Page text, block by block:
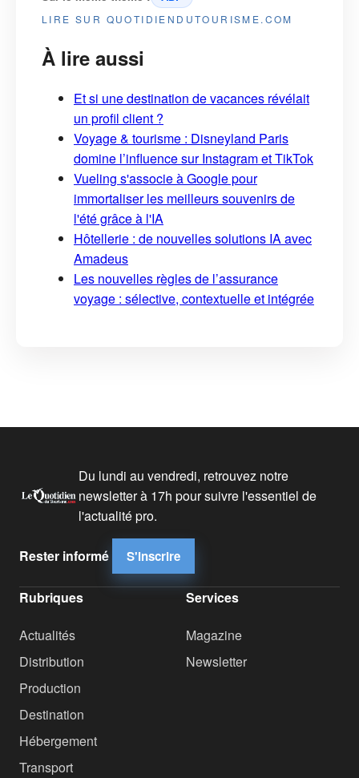
LIRE SUR QUOTIDIENDUTOURISME.COM
À lire aussi
Et si une destination de vacances révélait
un profil client ?
Voyage & tourisme : Disneyland Paris
domine l’influence sur Instagram et TikTok
Vueling s'associe à Google pour
immortaliser les meilleurs souvenirs de
l'été grâce à l'IA
Hôtellerie : de nouvelles solutions IA avec
Amadeus
Les nouvelles règles de l’assurance
voyage : sélective, contextuelle et intégrée
Du lundi au vendredi, retrouvez notre
newsletter à 17h pour suivre l'essentiel de
l'actualité pro.
Rester informé S'inscrire
Rubriques
Actualités
Distribution
Production
Destination
Hébergement
Transport
Services
Magazine
Newsletter